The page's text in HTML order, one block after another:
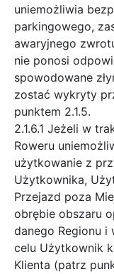
uniemożliwia
parkingowego,
awaryjnego
nie ponosi
spowodowane
zostać wykryty
punktem 2.1.5.
2.1.6.1 Jeżeli w
Roweru
użytkowanie z
Użytkownika,
Przejazd poza
obrębie obszaru
danego Regionu i
celu Użytkownik
Klienta (patrz